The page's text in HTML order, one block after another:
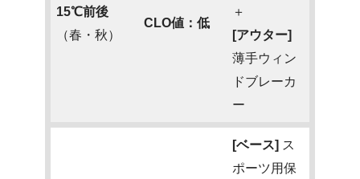
15℃前後
（春・秋）
CLO値：低
＋
[アウター]
薄手ウィン
ドブレーカ
ー
[ベース] ス
ポーツ用保